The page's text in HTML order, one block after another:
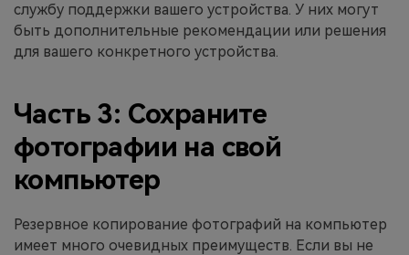
службу поддержки вашего устройства. У них могут
быть дополнительные рекомендации или решения
для вашего конкретного устройства.
Часть 3: Сохраните
фотографии на свой
компьютер
Резервное копирование фотографий на компьютер
имеет много очевидных преимуществ. Если вы не